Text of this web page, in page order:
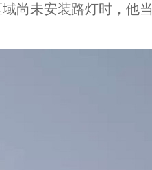
尚未安装路灯时，他当